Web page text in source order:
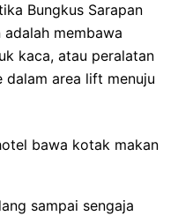
Bungkus Sarapan
membawa
kaca, atau peralatan
dalam area lift menuju
bawa kotak makan
sampai sengaja